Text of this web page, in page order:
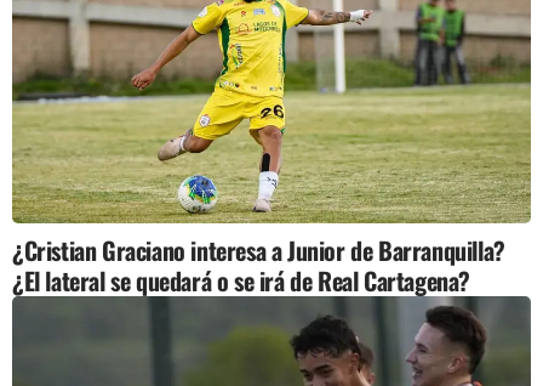
¿Cristian Graciano interesa a Junior de Barranquilla?
¿El lateral se quedará o se irá de Real Cartagena?